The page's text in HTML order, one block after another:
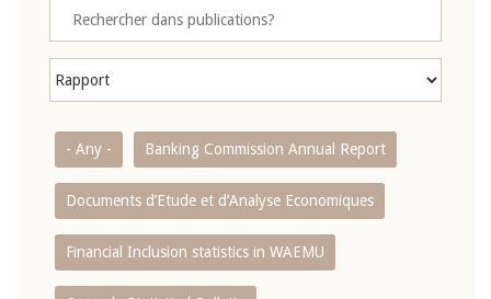
- Any - Banking Commission Annual Report
Documents d’Etude et d’Analyse Economiques
Financial Inclusion statistics in WAEMU